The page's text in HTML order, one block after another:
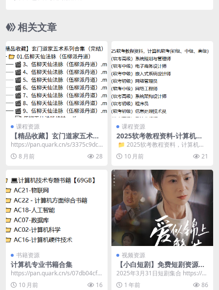
相关文章
课程资源
【精品收藏】玄门道家五术系
列合集（完结）
https://pan.quark.cn/s/3375c9dcd
686 总计: ...
8 月前 28
课程资源
2025软考教程资料-计算机软
考(初级、中级、高级）
​ 📁 2025软考教程资料，计算机软
考(初级、中级、高级） 📁 ...
10 月前 21
书籍资源
计算机专业书籍合集
​https://pan.quark.cn/s/07db04cf8
444 📁 💻...
10 月前 16
视频资源
【小白短剧】免费短剧资源分
享2025年3月31日
2025年3月31日短剧集合 https://p
an.quark.cn/s/23...
1 年前 86